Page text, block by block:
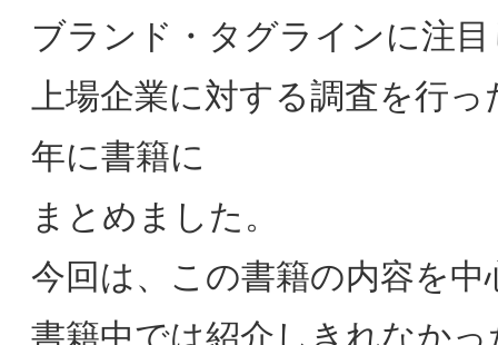
時代のブランド創造－食品ブランドは、
生活者の「出番」変化をどう捉えるか
－」ハウス食品グループ本社株式会社
口 啓子氏
『地域創生マーケティングとSDGｓ』
(山口夕妃子、陶山計介、西村順二、田中
洋 編著)が日本マーケティング学会・日